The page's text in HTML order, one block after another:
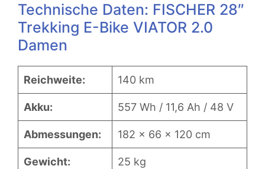
Technische Daten: FISCHER 28″
Trekking E-Bike VIATOR 2.0
Damen
Reichweite: 140 km
Akku: 557 Wh / 11,6 Ah / 48 V
Abmessungen: 182 x 66 x 120 cm
Gewicht: 25 kg